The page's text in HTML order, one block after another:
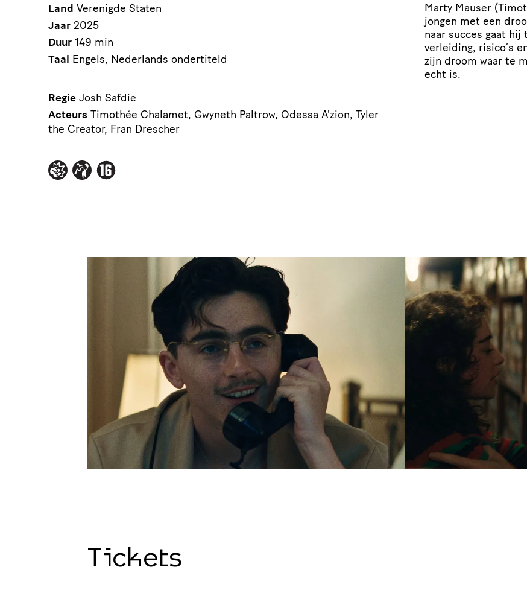
Marty Mauser
jongen met een
naar succes gaat
verleiding, risico’s
zijn droom waar te
echt is.
Land Verenigde Staten
Jaar 2025
Duur 149 min
Taal Engels, Nederlands ondertiteld
Regie Josh Safdie
Acteurs Timothée Chalamet, Gwyneth Paltrow, Odessa A'zion, Tyler
the Creator, Fran Drescher
Tickets